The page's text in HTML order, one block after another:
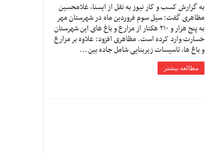
به گزارش کسب و کار نیوز به نقل از ایسنا, غلامحسین
مظاهری گفت: سیل سوم فروردین ماه در شهرستان مهر
به پنج هزار و ۲۱۰ هکتار از مزارع و باغ های این شهرستان
خسارت وارد کرده است. مظاهری افزود: علاوه بر مزارع
و باغ ها، تاسیسات زیربنایی شامل جاده بین …
مطالعه بیشتر